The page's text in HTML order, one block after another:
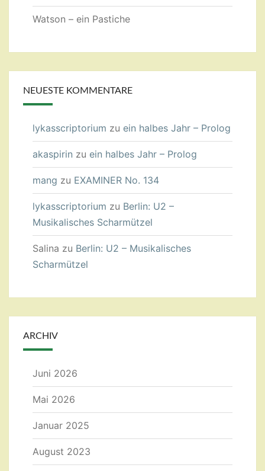
Watson – ein Pastiche
NEUESTE KOMMENTARE
lykasscriptorium zu ein halbes Jahr – Prolog
akaspirin zu ein halbes Jahr – Prolog
mang zu EXAMINER No. 134
lykasscriptorium zu Berlin: U2 –
Musikalisches Scharmützel
Salina zu Berlin: U2 – Musikalisches
Scharmützel
ARCHIV
Juni 2026
Mai 2026
Januar 2025
August 2023